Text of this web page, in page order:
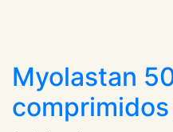
Myolastan